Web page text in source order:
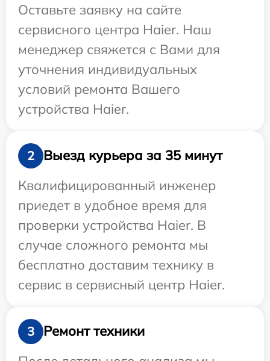
Оставьте заявку на сайте
сервисного центра Haier. Наш
менеджер свяжется с Вами для
уточнения индивидуальных
условий ремонта Вашего
устройства Haier.
2
Выезд курьера за 35 минут
Квалифицированный инженер
приедет в удобное время для
проверки устройства Haier. В
случае сложного ремонта мы
бесплатно доставим технику в
сервис в сервисный центр Haier.
3
Ремонт техники